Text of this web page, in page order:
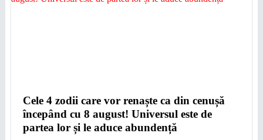
Cele 4 zodii care vor renaște ca din cenușă
începând cu 8 august! Universul este de
partea lor și le aduce abundență